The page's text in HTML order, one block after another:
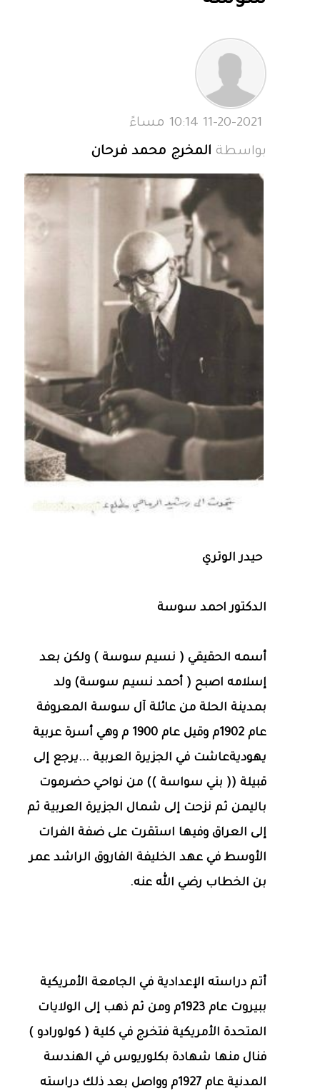
بواسطة المخرج محمد فرحان
حيدر الوتري
الدكتور احمد سوسة
أسمه الحقيقي ( نسيم سوسة ) ولكن بعد
إسلامه اصبح ( أحمد نسيم سوسة) ولد
بمدينة الحلة من عائلة آل سوسة المعروفة
عام 1902م وقيل عام 1900 م وهي أسرة عربية
يهوديةعاشت في الجزيرة العربية ...يرجع إلى
قبيلة (( بني سواسة )) من نواحي حضرموت
باليمن ثم نزحت إلى شمال الجزيرة العربية ثم
إلى العراق وفيها استقرت على ضفة الفرات
الأوسط في عهد الخليفة الفاروق الراشد عمر
بن الخطاب رضي الله عنه.
أتم دراسته الإعدادية في الجامعة الأمريكية
ببيروت عام 1923م ومن ثم ذهب إلى الولايات
المتحدة الأمريكية فتخرج في كلية ( كولورادو )
فنال منها شهادة بكلوريوس في الهندسة
المدنية عام 1927م وواصل بعد ذلك دراسته